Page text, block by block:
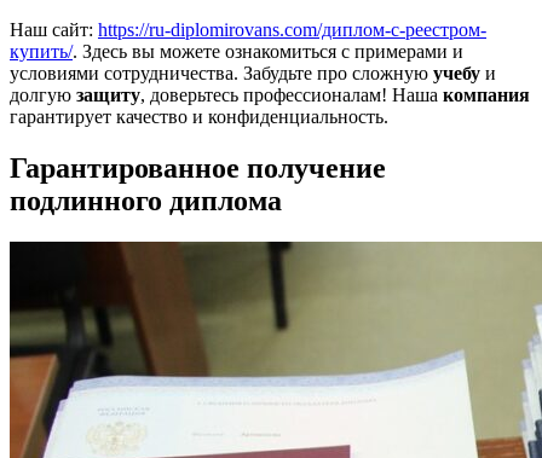
Наш сайт: https://ru-diplomirovans.com/диплом-с-реестром-
купить/. Здесь вы можете ознакомиться с примерами и
условиями сотрудничества. Забудьте про сложную учебу и
долгую защиту, доверьтесь профессионалам! Наша компания
гарантирует качество и конфиденциальность.
Гарантированное получение
подлинного диплома